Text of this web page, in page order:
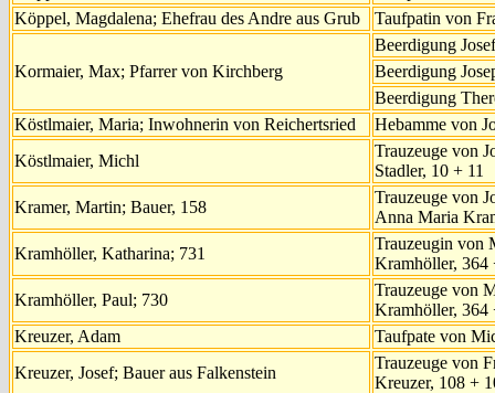
Köppel, Magdalena; Ehefrau des Andre aus Grub
Taufpatin von
Kormaier, Max; Pfarrer von Kirchberg
Beerdigung
Beerdigung
Beerdigung
Köstlmaier, Maria; Inwohnerin von Reichertsried
Hebamme von
Köstlmaier, Michl
Trauzeuge von
Stadler, 10 + 11
Kramer, Martin; Bauer, 158
Trauzeuge von
Anna Maria
Kramhöller, Katharina; 731
Trauzeugin von
Kramhöller, 364
Kramhöller, Paul; 730
Trauzeuge von
Kramhöller, 364
Kreuzer, Adam
Taufpate von
Kreuzer, Josef; Bauer aus Falkenstein
Trauzeuge von
Kreuzer, 108 +